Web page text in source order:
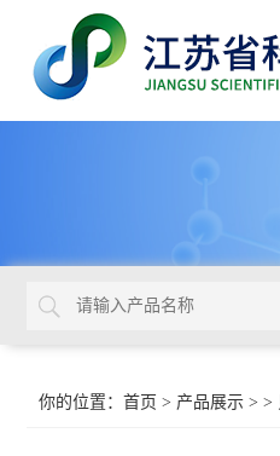
你的位置：首页 > 产品展示 > >